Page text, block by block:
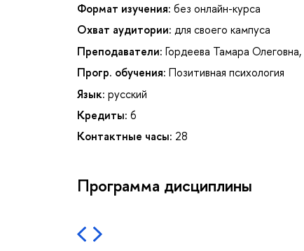
Формат изучения: без онлайн-курса
Охват аудитории: для своего кампуса
Преподаватели: Гордеева Тамара Олеговна,
Прогр. обучения: Позитивная психология
Язык: русский
Кредиты: 6
Контактные часы: 28
Программа дисциплины